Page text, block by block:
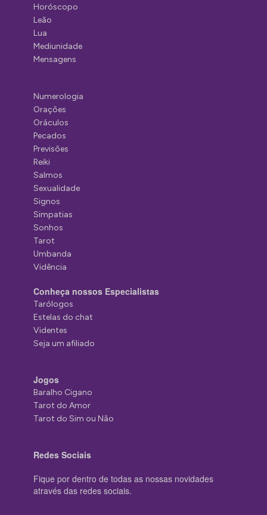
Horóscopo
Leão
Lua
Mediunidade
Mensagens
Numerologia
Orações
Oráculos
Pecados
Previsões
Reiki
Salmos
Sexualidade
Signos
Simpatias
Sonhos
Tarot
Umbanda
Vidência
Conheça nossos Especialistas
Tarólogos
Estelas do chat
Videntes
Seja um afiliado
Jogos
Baralho Cigano
Tarot do Amor
Tarot do Sim ou Não
Redes Sociais
Fique por dentro de todas as nossas novidades
através das redes sociais.